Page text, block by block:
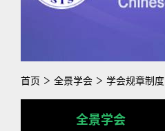
首页 全景学会 学会规章制度
全景学会